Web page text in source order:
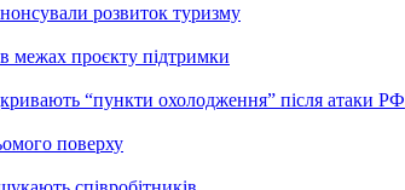
розвиток туризму
межах проєкту підтримки
“пункти охолодження” після атаки РФ
поверху